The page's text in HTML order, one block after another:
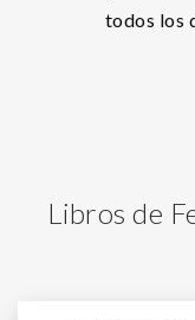
todos los
Libros de